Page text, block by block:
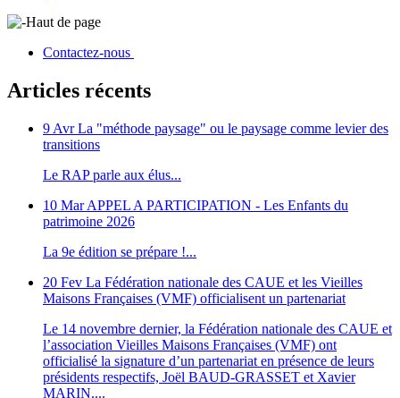
Haut de page
Contactez-nous
Articles récents
9 Avr La "méthode paysage" ou le paysage comme levier des
transitions
Le RAP parle aux élus...
10 Mar APPEL A PARTICIPATION - Les Enfants du
patrimoine 2026
La 9e édition se prépare !...
20 Fev La Fédération nationale des CAUE et les Vieilles
Maisons Françaises (VMF) officialisent un partenariat
Le 14 novembre dernier, la Fédération nationale des CAUE et
l’association Vieilles Maisons Françaises (VMF) ont
officialisé la signature d’un partenariat en présence de leurs
présidents respectifs, Joël BAUD-GRASSET et Xavier
MARIN....